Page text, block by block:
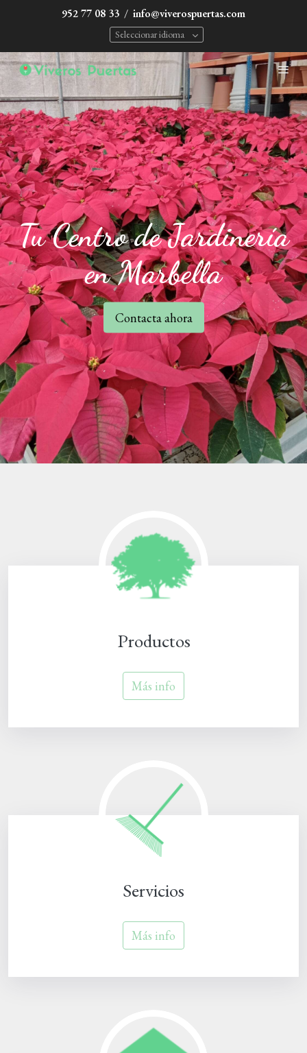
952 77 08 33 / info@viverospuertas.com
Seleccionar idioma
Tu Centro de Jardinería
en Marbella
Contacta ahora
Productos
Más info
Servicios
Más info